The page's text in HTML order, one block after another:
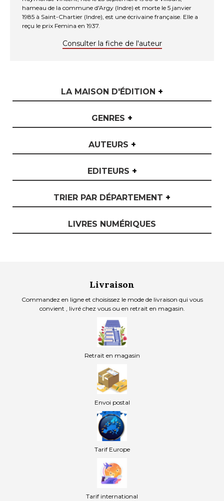
LA MAISON D'ÉDITION +
GENRES +
AUTEURS +
EDITEURS +
TRIER PAR DÉPARTEMENT +
LIVRES NUMÉRIQUES
hameau de la commune d'Argy (Indre) et morte le 5 janvier
1985 à Saint-Chartier (Indre), est une écrivaine française. Elle a
reçu le prix Femina en 1937.
Consulter la fiche de l'auteur
Livraison
Commandez en ligne et choisissez le mode de livraison qui vous
convient , livré chez vous ou en retrait en magasin.
Retrait en magasin
Envoi postal
Tarif Europe
Tarif international